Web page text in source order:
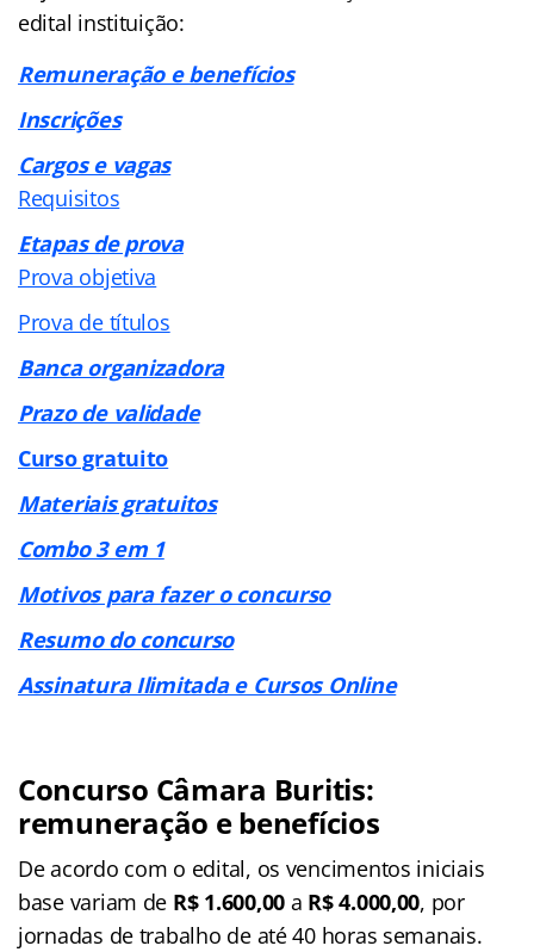
edital instituição:
Remuneração e benefícios
Inscrições
Cargos e vagas
Requisitos
Etapas de prova
Prova objetiva
Prova de títulos
Banca organizadora
Prazo de validade
Curso gratuito
Materiais gratuitos
Combo 3 em 1
Motivos para fazer o concurso
Resumo do concurso
Assinatura Ilimitada e Cursos Online
Concurso Câmara Buritis:
remuneração e benefícios
De acordo com o edital, os vencimentos iniciais
base variam de R$ 1.600,00a R$ 4.000,00, por
jornadas de trabalho de até 40 horas semanais.